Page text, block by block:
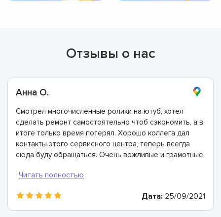
Отзывы о нас
Анна О.
Смотрел многочисленные ролики на ютуб, хотел
сделать ремонт самостоятельно чтоб сэкономить, а в
итоге только время потерял. Хорошо коллега дал
контакты этого сервисного центра, теперь всегда
сюда буду обращаться. Очень вежливые и грамотные
гарантию.
Дата: 25/09/2021